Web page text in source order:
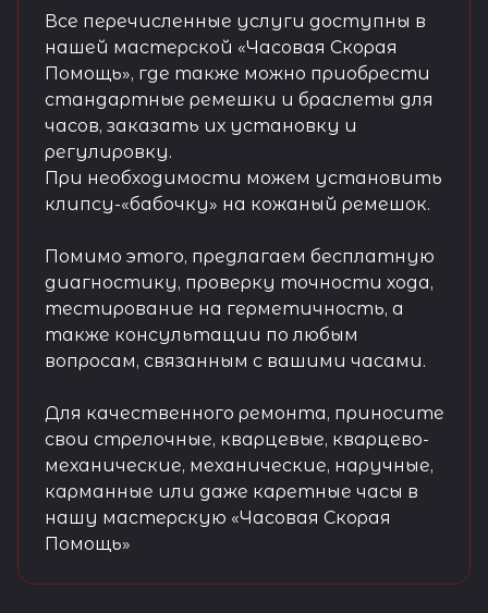
Все перечисленные услуги доступны в
нашей мастерской «Часовая Скорая
Помощь», где также можно приобрести
стандартные ремешки и браслеты для
часов, заказать их установку и
регулировку.
При необходимости можем установить
клипсу-«бабочку» на кожаный ремешок.
Помимо этого, предлагаем бесплатную
диагностику, проверку точности хода,
тестирование на герметичность, а
также консультации по любым
вопросам, связанным с вашими часами.
Для качественного ремонта, приносите
свои стрелочные, кварцевые, кварцево-
механические, механические, наручные,
карманные или даже каретные часы в
нашу мастерскую «Часовая Скорая
Помощь»